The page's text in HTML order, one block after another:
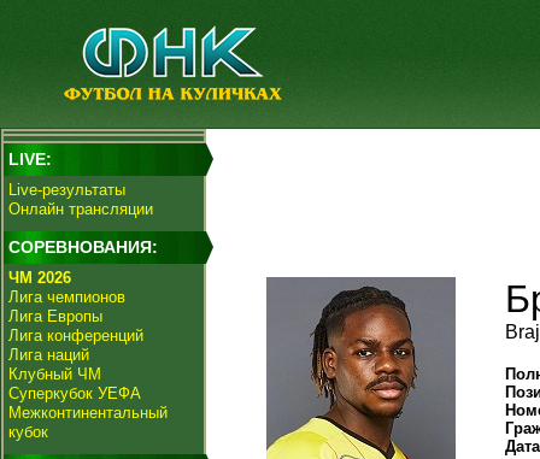
LIVE:
Live-результаты
Онлайн трансляции
СОРЕВНОВАНИЯ:
ЧМ 2026
Лига чемпионов
Лига Европы
Лига конференций
Лига наций
Клубный ЧМ
Суперкубок УЕФА
Межконтинентальный
кубок